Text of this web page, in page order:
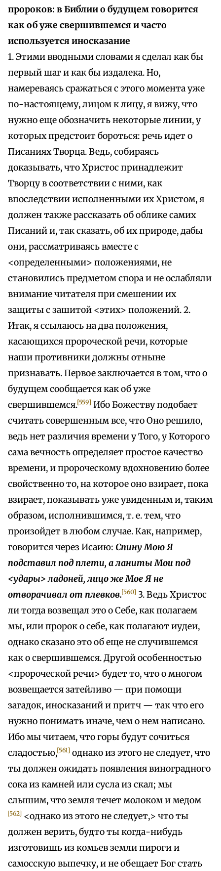
пророков: в Библии о будущем говорится
как об уже свершившемся и часто
используется иносказание
1. Этими вводными словами я сделал как бы
первый шаг и как бы издалека. Но,
намереваясь сражаться с этого момента уже
по-настоящему, лицом к лицу, я вижу, что
нужно еще обозначить некоторые линии, у
которых предстоит бороться: речь идет о
Писаниях Творца. Ведь, собираясь
доказывать, что Христос принадлежит
Творцу в соответствии с ними, как
впоследствии исполненными их Христом, я
должен также рассказать об облике самих
Писаний и, так сказать, об их природе, дабы
они, рассматриваясь вместе с
<определенными> положениями, не
становились предметом спора и не ослабляли
внимание читателя при смешении их
защиты с зашитой <этих> положений. 2.
Итак, я ссылаюсь на два положения,
касающихся пророческой речи, которые
наши противники должны отныне
признавать. Первое заключается в том, что о
будущем сообщается как об уже
свершившемся.[559] Ибо Божеству подобает
считать совершенным все, что Оно решило,
ведь нет различия времени у Того, у Которого
сама вечность определяет простое качество
времени, и пророческому вдохновению более
свойственно то, на которое оно взирает, пока
взирает, показывать уже увиденным и, таким
образом, исполнившимся, т. е. тем, что
произойдет в любом случае. Как, например,
говорится через Исаию: Спину Мою Я
подставил под плети, а ланиты Мои под
<удары> ладоней, лицо же Мое Я не
отворачивал от плевков.[560] 3. Ведь Христос
ли тогда возвещал это о Себе, как полагаем
мы, или пророк о себе, как полагают иудеи,
однако сказано это об еще не случившемся
как о свершившемся. Другой особенностью
<пророческой речи> будет то, что о многом
возвещается затейливо — при помощи
загадок, иносказаний и притч — так что его
нужно понимать иначе, чем о нем написано.
Ибо мы читаем, что горы будут сочиться
сладостью,[561] однако из этого не следует, что
ты должен ожидать появления виноградного
сока из камней или сусла из скал; мы
слышим, что земля течет молоком и медом
[562] <однако из этого не следует,> что ты
должен верить, будто ты когда-нибудь
изготовишь из комьев земли пироги и
самосскую выпечку, и не обещает Бог стать